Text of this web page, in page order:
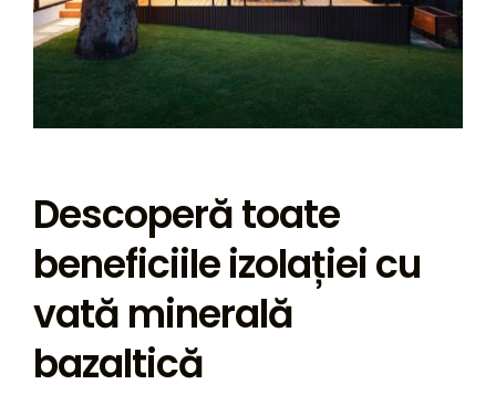
Descoperă toate
beneficiile izolației cu
vată minerală
bazaltică